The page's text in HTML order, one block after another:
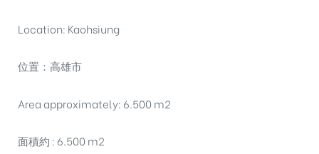
Location: Kaohsiung
位置：高雄市
Area approximately: 6.500 m2
面積約 : 6.500 m2